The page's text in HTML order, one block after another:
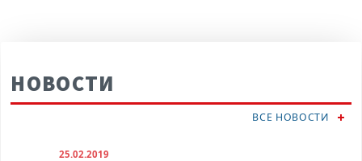
НОВОСТИ
ВСЕ НОВОСТИ
25.02.2019